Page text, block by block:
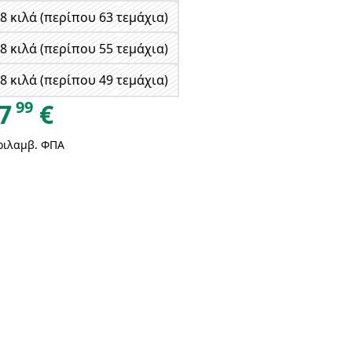
κιλά (περίπου 63 τεμάχια)
κιλά (περίπου 55 τεμάχια)
κιλά (περίπου 49 τεμάχια)
99 €
ΦΠΑ